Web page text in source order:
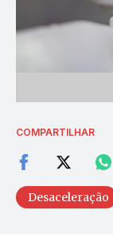
COMPARTILHAR
Desaceleração